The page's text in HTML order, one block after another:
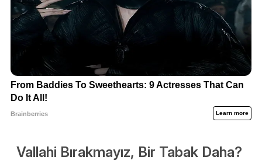
Vallahi Bırakmayız, Bir Tabak Daha?